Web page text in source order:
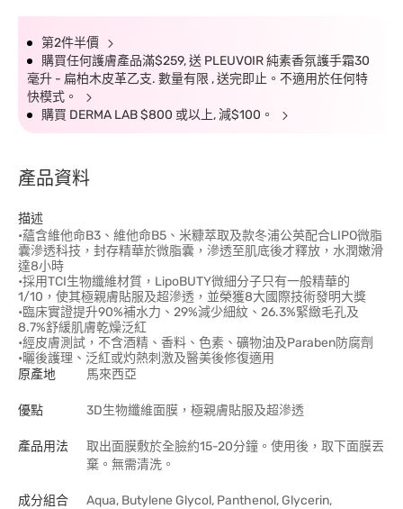
第2件半價
購買任何護膚產品滿$259, 送 PLEUVOIR 純素香氛護手霜30
毫升 - 扁柏木皮革乙支. 數量有限 , 送完即止。不適用於任何特
快模式。
購買 DERMA LAB $800 或以上, 減$100。
產品資料
描述
•蘊含維他命B3、維他命B5、米糠萃取及款冬浦公英配合LIPO微脂
囊滲透科技，封存精華於微脂囊，滲透至肌底後才釋放，水潤嫩滑
達8小時
•採用TCI生物纖維材質，LipoBUTY微細分子只有一般精華的
1/10，使其極親膚貼服及超滲透，並榮獲8大國際技術發明大獎
•臨床實證提升90%補水力、29%減少細紋、26.3%緊緻毛孔及
8.7%舒緩肌膚乾燥泛紅
•經皮膚測試，不含酒精、香料、色素、礦物油及Paraben防腐劑
•曬後護理、泛紅或灼熱刺激及醫美後修復適用
原產地
馬來西亞
優點 3D生物纖維面膜，極親膚貼服及超滲透
產品用法
取出面膜敷於全臉約15-20分鐘。使用後，取下面膜丟
棄。無需清洗。
成分組合
Aqua, Butylene Glycol, Panthenol, Glycerin,